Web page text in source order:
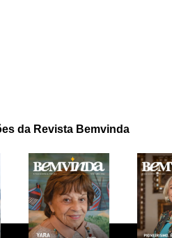
da Revista Bemvinda